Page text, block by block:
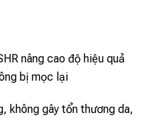
nâng cao độ hiệu quả
bị mọc lại
không gây tổn thương da,